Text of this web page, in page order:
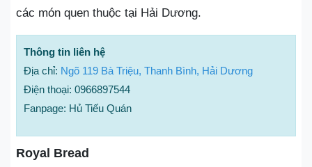
các món quen thuộc tại Hải Dương.
Thông tin liên hệ
Địa chỉ: Ngõ 119 Bà Triệu, Thanh Bình, Hải Dương
Điện thoại: 0966897544
Fanpage: Hủ Tiếu Quán
Royal Bread